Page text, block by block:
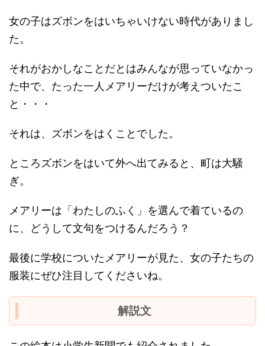
女の子はズボンをはいちゃいけない時代がありまし
た。
それがおかしなことだとはみんなが思っていなかっ
た中で、たった一人メアリーだけが考えついたこ
と・・・
それは、ズボンをはくことでした。
ところズボンをはいて外へ出てみると、町は大騒
ぎ。
メアリーは「わたしのふく」を選んで着ているの
に、どうして文句をつけるんだろう？
最後に学校についたメアリーが見た、女の子たちの
服装にぜひ注目してくださいね。
解説文